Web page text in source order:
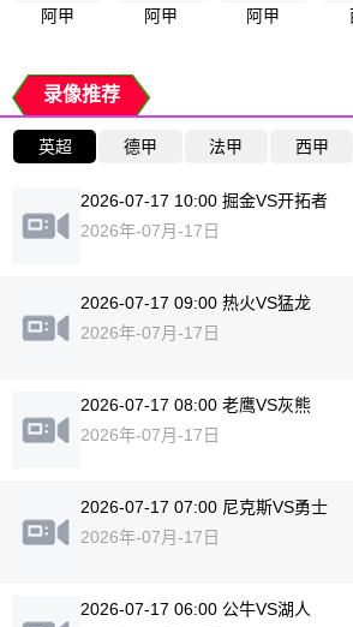
阿甲 阿甲 阿甲
录像推荐
英超 德甲 法甲 西甲
2026-07-17 10:00 掘金VS开拓者
2026年-07月-17日
2026-07-17 09:00 热火VS猛龙
2026年-07月-17日
2026-07-17 08:00 老鹰VS灰熊
2026年-07月-17日
2026-07-17 07:00 尼克斯VS勇士
2026年-07月-17日
2026-07-17 06:00 公牛VS湖人